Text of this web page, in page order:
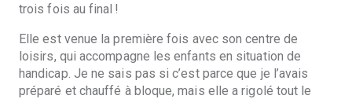
trois fois au final !
Elle est venue la première fois avec son centre de
loisirs, qui accompagne les enfants en situation de
handicap. Je ne sais pas si c’est parce que je l’avais
préparé et chauffé à bloque, mais elle a rigolé tout le